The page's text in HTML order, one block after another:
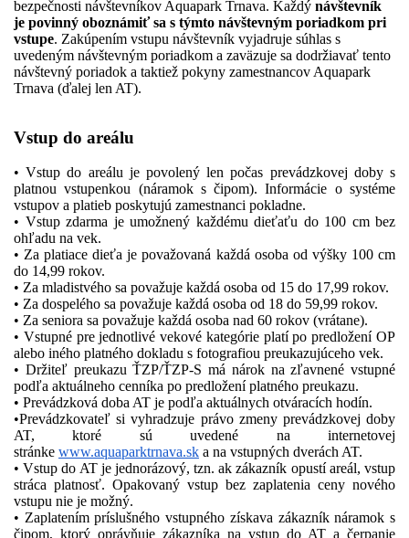
bezpečnosti návštevníkov Aquapark Trnava. Každý návštevník
je povinný oboznámiť sa s týmto návštevným poriadkom pri
vstupe. Zakúpením vstupu návštevník vyjadruje súhlas s
uvedeným návštevným poriadkom a zaväzuje sa dodržiavať tento
návštevný poriadok a taktiež pokyny zamestnancov Aquapark
Trnava (ďalej len AT).
Vstup do areálu
• Vstup do areálu je povolený len počas prevádzkovej doby s
platnou vstupenkou (náramok s čipom). Informácie o systéme
vstupov a platieb poskytujú zamestnanci pokladne.
• Vstup zdarma je umožnený každému dieťaťu do 100 cm bez
ohľadu na vek.
• Za platiace dieťa je považovaná každá osoba od výšky 100 cm
do 14,99 rokov.
• Za mladistvého sa považuje každá osoba od 15 do 17,99 rokov.
• Za dospelého sa považuje každá osoba od 18 do 59,99 rokov.
• Za seniora sa považuje každá osoba nad 60 rokov (vrátane).
• Vstupné pre jednotlivé vekové kategórie platí po predložení OP
alebo iného platného dokladu s fotografiou preukazujúceho vek.
• Držiteľ preukazu ŤZP/ŤZP-S má nárok na zľavnené vstupné
podľa aktuálneho cenníka po predložení platného preukazu.
• Prevádzková doba AT je podľa aktuálnych otváracích hodín.
•Prevádzkovateľ si vyhradzuje právo zmeny prevádzkovej doby
AT, ktoré sú uvedené na internetovej
stránke www.aquaparktrnava.sk a na vstupných dverách AT.
• Vstup do AT je jednorázový, tzn. ak zákazník opustí areál, vstup
stráca platnosť. Opakovaný vstup bez zaplatenia ceny nového
vstupu nie je možný.
• Zaplatením príslušného vstupného získava zákazník náramok s
čipom, ktorý oprávňuje zákazníka na vstup do AT a čerpanie